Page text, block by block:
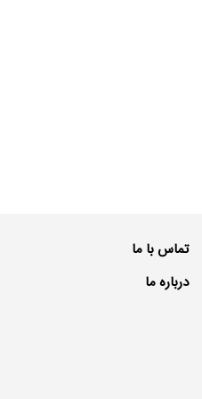
تماس با ما
درباره ما